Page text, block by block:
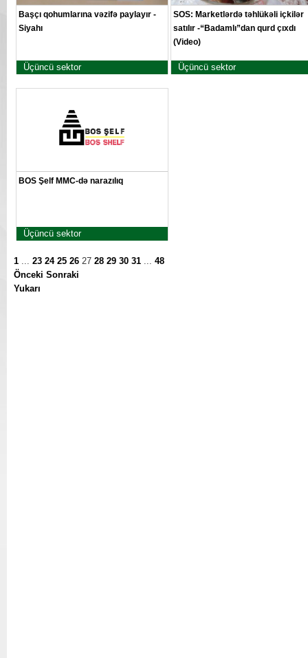
Başçı qohumlarına vəzifə paylayır -
Siyahı
Üçüncü sektor
SOS: Marketlərdə təhlükəli içkilər
satılır -“Badamlı”dan qurd çıxdı
(Video)
Üçüncü sektor
BOS Şelf MMC-də narazılıq
Üçüncü sektor
1 ... 23 24 25 26 27 28 29 30 31 ... 48
Önceki Sonraki
Yukarı